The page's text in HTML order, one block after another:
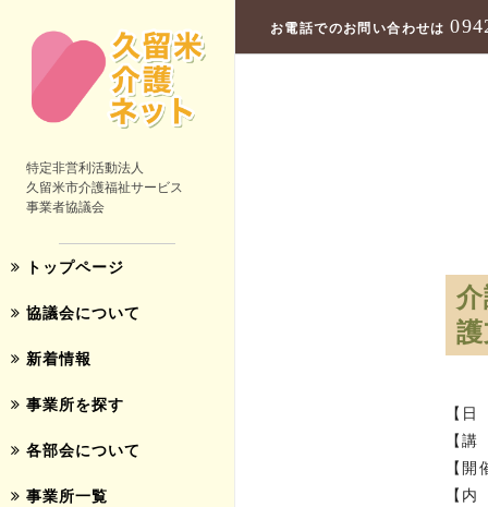
特定非営利活動法人
久留米市介護福祉サービス
事業者協議会
トップページ
協議会について
新着情報
事業所を探す
各部会について
事業所一覧
お電話でのお問い合わせは
【
【
【
【